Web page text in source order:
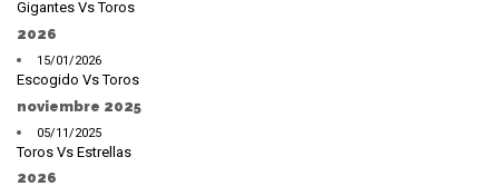
Gigantes Vs Toros
2026
15/01/2026
Escogido Vs Toros
noviembre 2025
05/11/2025
Toros Vs Estrellas
2026